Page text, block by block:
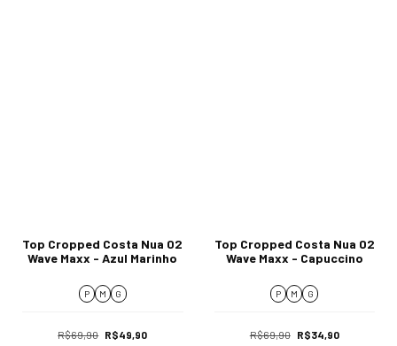
Top Cropped Costa Nua 02
Wave Maxx - Azul Marinho
P M G
R$69,90 R$49,90
Top Cropped Costa Nua 02
Wave Maxx - Capuccino
P M G
R$69,90 R$34,90